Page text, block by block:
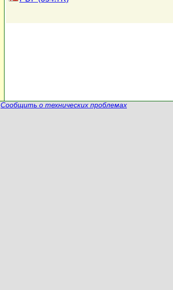
Сообщить о технических проблемах